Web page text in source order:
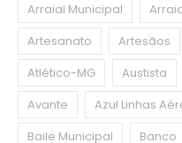
Arraial Municipal
Artesanato
Artesãos
Atlético-MG
Austista
Avante
Azul Linhas
Baile Municipal
Banco